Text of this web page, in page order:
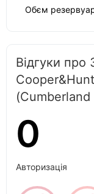
Обєм
Відгуки про
(Cumberland
0
Авторизація